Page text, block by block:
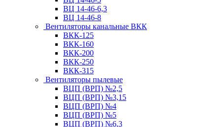
ВЦ 14-46-6,3
ВЦ 14-46-8
Вентиляторы канальные ВКК
ВКК-125
ВКК-160
ВКК-200
ВКК-250
ВКК-315
Вентиляторы пылевые
ВЦП (ВРП) №2,5
ВЦП (ВРП) №3,15
ВЦП (ВРП) №4
ВЦП (ВРП) №5
ВЦП (ВРП) №6,3